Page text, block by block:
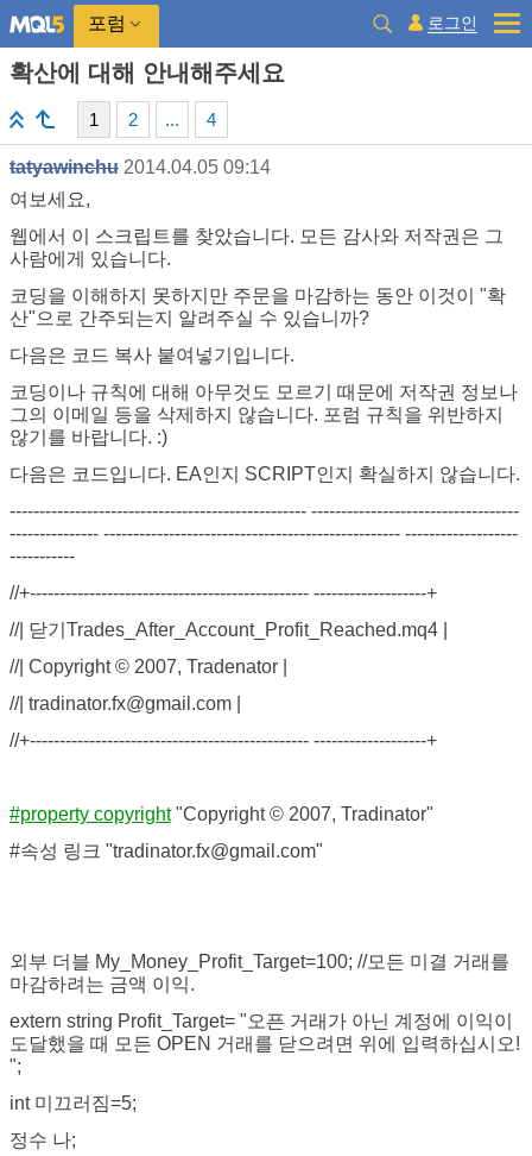
포럼 로그인
확산에 대해 안내해주세요
1 2 ... 4
tatyawinchu 2014.04.05 09:14
여보세요,
웹에서 이 스크립트를 찾았습니다. 모든 감사와 저작권은 그
사람에게 있습니다.
코딩을 이해하지 못하지만 주문을 마감하는 동안 이것이 "확
산"으로 간주되는지 알려주실 수 있습니까?
다음은 코드 복사 붙여넣기입니다.
코딩이나 규칙에 대해 아무것도 모르기 때문에 저작권 정보나
그의 이메일 등을 삭제하지 않습니다. 포럼 규칙을 위반하지
않기를 바랍니다. :)
다음은 코드입니다. EA인지 SCRIPT인지 확실하지 않습니다.
-------------------------------------------------- -----------------------------------
--------------- -------------------------------------------------- -------------------
-----------
//+----------------------------------------------- -------------------+
//| 닫기Trades_After_Account_Profit_Reached.mq4 |
//| Copyright © 2007, Tradenator |
//| tradinator.fx@gmail.com |
//+----------------------------------------------- -------------------+
#property copyright"Copyright © 2007, Tradinator"
#속성 링크 "tradinator.fx@gmail.com"
외부 더블 My_Money_Profit_Target=100; //모든 미결 거래를
마감하려는 금액 이익.
extern string Profit_Target= "오픈 거래가 아닌 계정에 이익이
도달했을 때 모든 OPEN 거래를 닫으려면 위에 입력하십시오!
";
int 미끄러짐=5;
정수 나;